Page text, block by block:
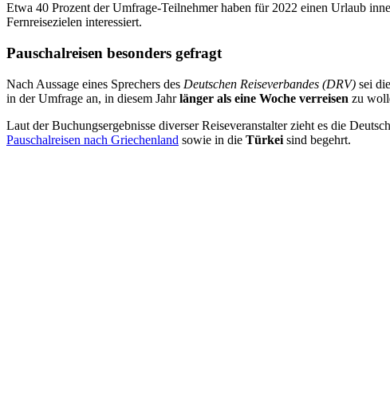
Etwa 40 Prozent der Umfrage-Teilnehmer haben für 2022 einen Urlaub
Fernreisezielen interessiert.
Pauschalreisen besonders gefragt
Nach Aussage eines Sprechers des Deutschen Reiseverbandes (DRV) sei
in der Umfrage an, in diesem Jahrlänger als eine Woche verreisen zu
Laut der Buchungsergebnisse diverser Reiseveranstalter zieht es die
Pauschalreisen nach Griechenland sowie in die Türkei sind begehrt.